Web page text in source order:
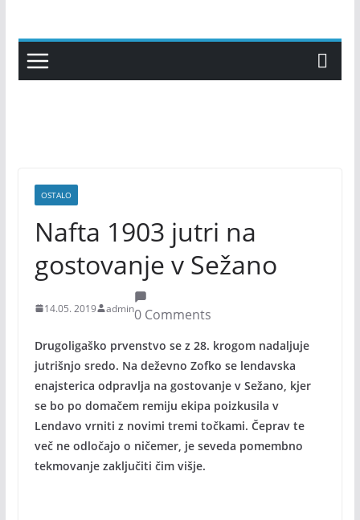
content
OSTALO
Nafta 1903 jutri na
gostovanje v Sežano
14.05. 2019 admin0 Comments
Drugoligaško prvenstvo se z 28. krogom nadaljuje
jutrišnjo sredo. Na deževno Zofko se lendavska
enajsterica odpravlja na gostovanje v Sežano, kjer
se bo po domačem remiju ekipa poizkusila v
Lendavo vrniti z novimi tremi točkami. Čeprav te
več ne odločajo o ničemer, je seveda pomembno
tekmovanje zaključiti čim višje.